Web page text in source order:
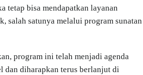
tetap bisa mendapatkan layanan
salah satunya melalui program sunatan
program ini telah menjadi agenda
dan diharapkan terus berlanjut di